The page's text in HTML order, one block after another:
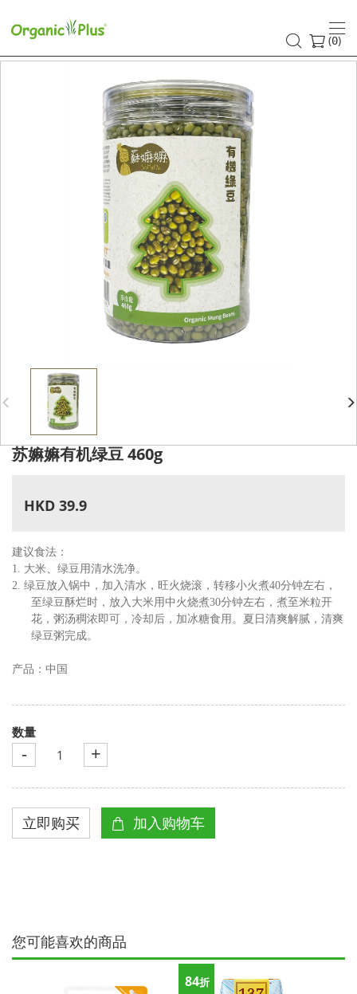
(0)
苏嫲嫲有机绿豆 460g
HKD 39.9
建议食法：
1. 大米、绿豆用清水洗净。
2. 绿豆放入锅中，加入清水，旺火烧滚，转移小火煮40分钟左右，
至绿豆酥烂时，放入大米用中火烧煮30分钟左右，煮至米粒开
花，粥汤稠浓即可，冷却后，加冰糖食用。夏日清爽解腻，清爽
绿豆粥完成。
产品：中国
数量
- +
您可能喜欢的商品
84折